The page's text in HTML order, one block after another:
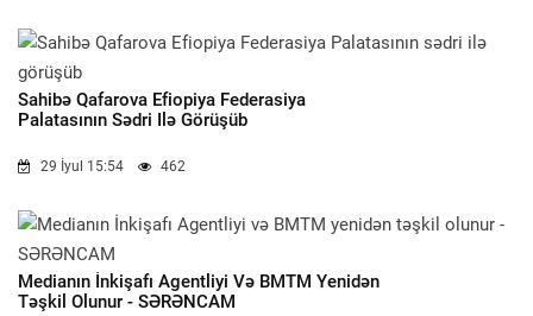
Sahibə Qafarova Efiopiya Federasiya
Palatasının Sədri Ilə Görüşüb
29 İyul 15:54 462
Medianın İnkişafı Agentliyi Və BMTM Yenidən
Təşkil Olunur - SƏRƏNCAM